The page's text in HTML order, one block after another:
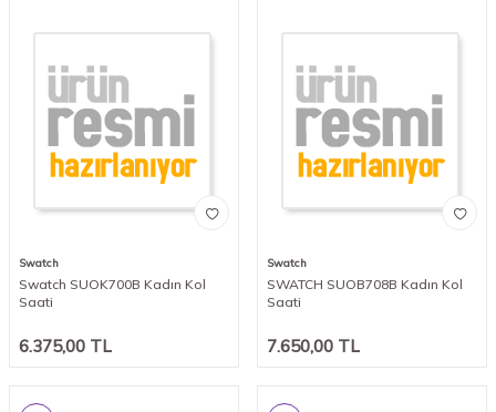
Swatch
Swatch SUOK700B Kadın Kol
Saati
6.375,00 TL
Swatch
SWATCH SUOB708B Kadın Kol
Saati
7.650,00 TL